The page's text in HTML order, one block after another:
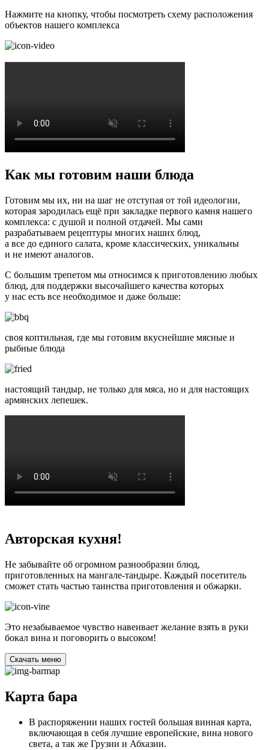
Нажмите на кнопку, чтобы посмотреть схему расположения
объектов нашего комплекса
Как мы готовим наши блюда
Готовим мы их, ни на шаг не отступая от той идеологии,
которая зародилась ещё при закладке первого камня нашего
комплекса: с душой и полной отдачей. Мы сами
разрабатываем рецептуры многих наших блюд,
а все до единого салата, кроме классических, уникальны
и не имеют аналогов.
С большим трепетом мы относимся к приготовлению любых
блюд, для поддержки высочайшего качества которых
у нас есть все необходимое и даже больше:
своя коптильная, где мы готовим вкуснейшие мясные и
рыбные блюда
настоящий тандыр, не только для мяса, но и для настоящих
армянских лепешек.
Авторская кухня!
Не забывайте об огромном разнообразии блюд,
приготовленных на мангале-тандыре. Каждый посетитель
сможет стать частью таинства приготовления и обжарки.
Это незабываемое чувство навеивает желание взять в руки
бокал вина и поговорить о высоком!
Cкачать меню
Карта бара
В распоряжении наших гостей большая винная карта,
включающая в себя лучшие европейские, вина нового
света, а так же Грузии и Абхазии.